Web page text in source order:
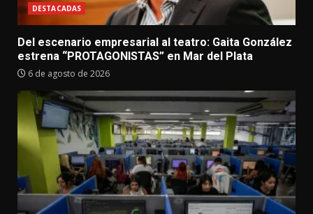
DESTACADAS
Del escenario empresarial al teatro: Gaita González
estrena “PROTAGONISTAS” en Mar del Plata
6 de agosto de 2026